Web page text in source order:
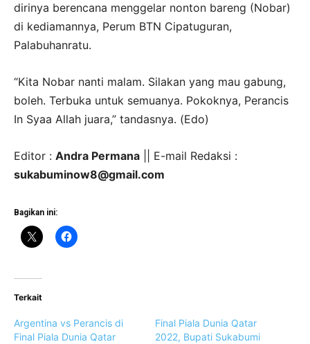
dirinya berencana menggelar nonton bareng (Nobar)
di kediamannya, Perum BTN Cipatuguran,
Palabuhanratu.
“Kita Nobar nanti malam. Silakan yang mau gabung,
boleh. Terbuka untuk semuanya. Pokoknya, Perancis
In Syaa Allah juara,” tandasnya. (Edo)
Editor : Andra Permana || E-mail Redaksi :
sukabuminow8@gmail.com
Bagikan ini:
Terkait
Argentina vs Perancis di
Final Piala Dunia Qatar
Final Piala Dunia Qatar
2022, Bupati Sukabumi